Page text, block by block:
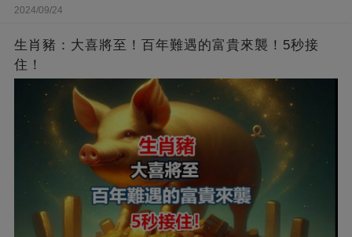
2024/09/24
生肖豬：大喜將至！百年難遇的富貴來襲！5秒接
住！